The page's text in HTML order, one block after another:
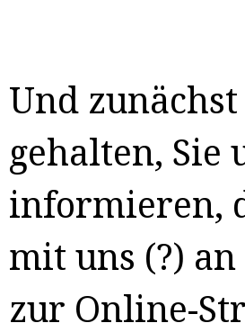
Und
gehalten, Sie
informieren,
mit uns (?)
zur Online-